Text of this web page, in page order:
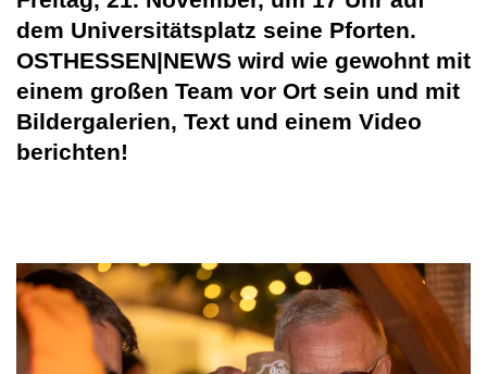
dem Universitätsplatz seine Pforten.
OSTHESSEN|NEWS wird wie gewohnt mit
einem großen Team vor Ort sein und mit
Bildergalerien, Text und einem Video
berichten!